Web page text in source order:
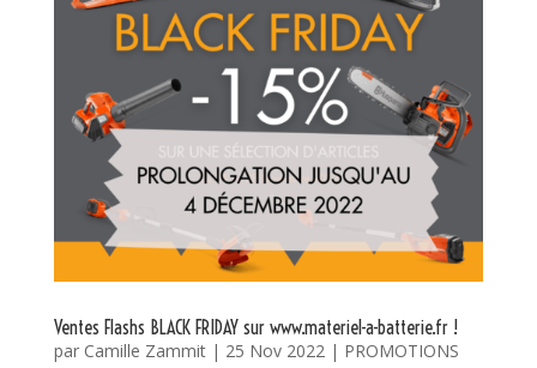
Ventes Flashs BLACK FRIDAY sur www.materiel-a-batterie.fr !
par Camille Zammit| 25 Nov 2022| PROMOTIONS